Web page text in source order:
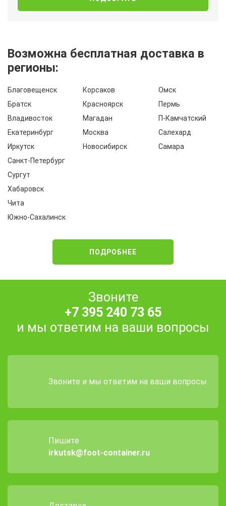
Возможна бесплатная доставка в
регионы:
Благовещенск
Братск
Владивосток
Екатеринбург
Иркутск
Корсаков
Красноярск
Магадан
Москва
Новосибирск
Омск
Пермь
П-Камчатский
Салехард
Самара
Санкт-Петербург
Сургут
Хабаровск
Чита
Южно-Сахалинск
ПОДРОБНЕЕ
Звоните
+7 395 240 73 65
и мы ответим на ваши вопросы
Звоните и мы ответим на ваши вопросы
Пишите
irkutsk@foot-container.ru